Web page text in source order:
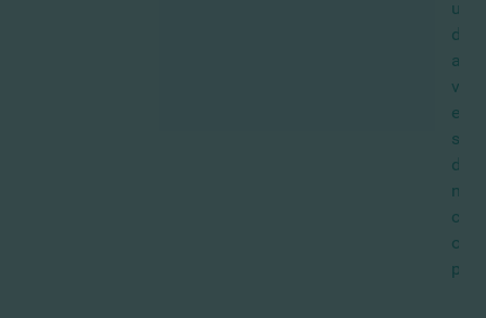
de
a
de
cu
ochi